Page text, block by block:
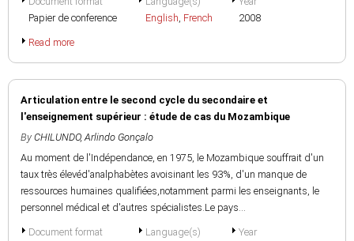
Papier de conference
English, French
2008
Read more
Articulation entre le second cycle du secondaire et
l'enseignement supérieur : étude de cas du Mozambique
By CHILUNDO, Arlindo Gonçalo
Au moment de l'Indépendance, en 1975, le Mozambique souffrait d'un
taux très élevéd'analphabètes avoisinant les 93%, d'un manque de
ressources humaines qualifiées,notamment parmi les enseignants, le
personnel médical et d'autres spécialistes.Le pays...
Document format
Language(s)
Year